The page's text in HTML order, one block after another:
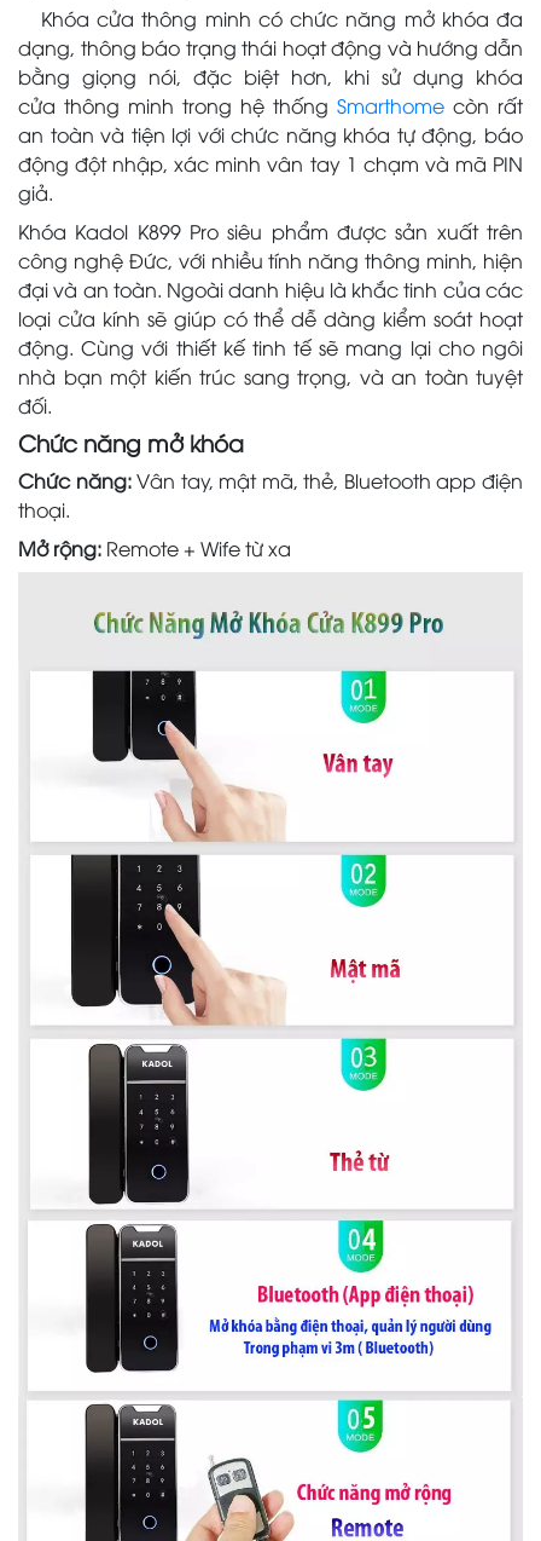
Khóa cửa thông minh có chức năng mở khóa đa
dạng, thông báo trạng thái hoạt động và hướng dẫn
bằng giọng nói, đặc biệt hơn, khi sử dụng khóa
cửa thông minh trong hệ thống Smarthome còn rất
an toàn và tiện lợi với chức năng khóa tự động, báo
động đột nhập, xác minh vân tay 1 chạm và mã PIN
giả.
Khóa Kadol K899 Pro siêu phẩm được sản xuất trên
công nghệ Đức, với nhiều tính năng thông minh, hiện
đại và an toàn. Ngoài danh hiệu là khắc tinh của các
loại cửa kính sẽ giúp có thể dễ dàng kiểm soát hoạt
động. Cùng với thiết kế tinh tế sẽ mang lại cho ngôi
nhà bạn một kiến trúc sang trọng, và an toàn tuyệt
đối.
Chức năng mở khóa
Chức năng:Vân tay, mật mã, thẻ, Bluetooth app điện
thoại.
Mở rộng: Remote + Wife từ xa